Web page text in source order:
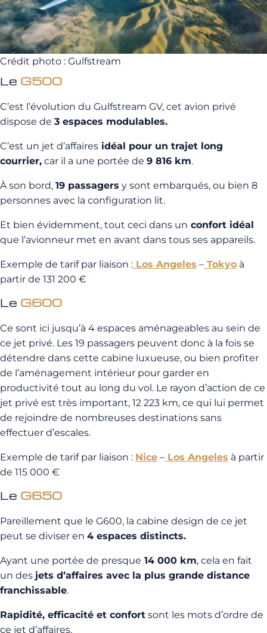
Crédit photo : Gulfstream
Le G500
C’est l’évolution du Gulfstream GV, cet avion privé
dispose de 3 espaces modulables.
C’est un jet d’affaires idéal pour un trajet long
courrier, car il a une portée de 9 816 km.
À son bord, 19 passagers y sont embarqués, ou bien 8
personnes avec la configuration lit.
Et bien évidemment, tout ceci dans un confort idéal
que l’avionneur met en avant dans tous ses appareils.
Exemple de tarif par liaison : Los Angeles – Tokyo à
partir de 131 200 €
Le G600
Ce sont ici jusqu’à 4 espaces aménageables au sein de
ce jet privé. Les 19 passagers peuvent donc à la fois se
détendre dans cette cabine luxueuse, ou bien profiter
de l’aménagement intérieur pour garder en
productivité tout au long du vol. Le rayon d’action de ce
jet privé est très important, 12 223 km, ce qui lui permet
de rejoindre de nombreuses destinations sans
effectuer d’escales.
Exemple de tarif par liaison : Nice – Los Angeles à partir
de 115 000 €
Le G650
Pareillement que le G600, la cabine design de ce jet
peut se diviser en 4 espaces distincts.
Ayant une portée de presque 14 000 km, cela en fait
un des jets d’affaires avec la plus grande distance
franchissable.
Rapidité, efficacité et confort sont les mots d’ordre de
ce jet d’affaires.